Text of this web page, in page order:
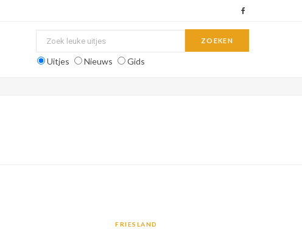
c
Uitjes Nieuws Gids
FRIESLAND